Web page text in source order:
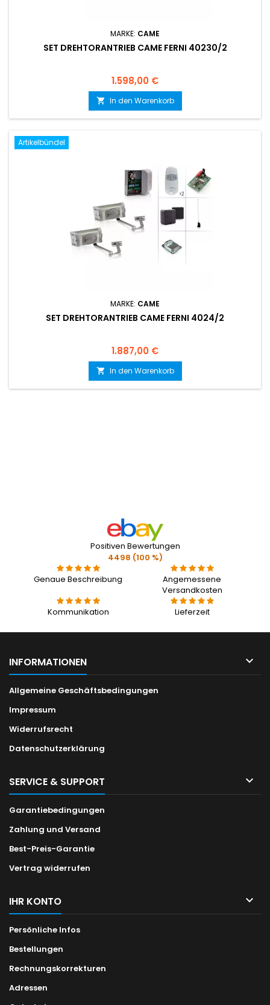
MARKE: CAME
SET DREHTORANTRIEB CAME FERNI 40230/2
Preis
1.598,00 €
 In den Warenkorb
Artikelbündel
MARKE: CAME
SET DREHTORANTRIEB CAME FERNI 4024/2
Preis
1.887,00 €
 In den Warenkorb
Positiven Bewertungen
4498 (100 %)
Genaue Beschreibung
Angemessene
Versandkosten
Kommunikation
Lieferzeit
INFORMATIONEN 
Allgemeine Geschäftsbedingungen
Impressum
Widerrufsrecht
Datenschutzerklärung
SERVICE & SUPPORT 
Garantiebedingungen
Zahlung und Versand
Best-Preis-Garantie
Vertrag widerrufen
IHR KONTO 
Persönliche Infos
Bestellungen
Rechnungskorrekturen
Adressen